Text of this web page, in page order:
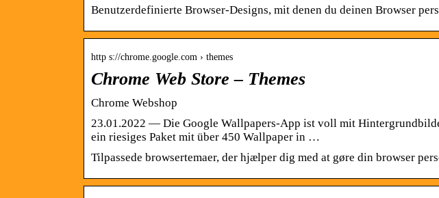
Benutzerdefinierte Browser-Designs, mit denen du deinen Browser
http s://chrome.google.com › themes
Chrome Web Store – Themes
Chrome Webshop
23.01.2022 — Die Google Wallpapers-App ist voll mit
ein riesiges Paket mit über 450 Wallpaper in …
Tilpassede browsertemaer, der hjælper dig med at gøre din browser